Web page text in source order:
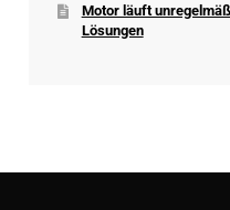
Motor läuft
Lösungen